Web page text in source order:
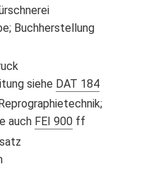
Buchherstellung
siehe DAT 184
auch FEI 900 ff